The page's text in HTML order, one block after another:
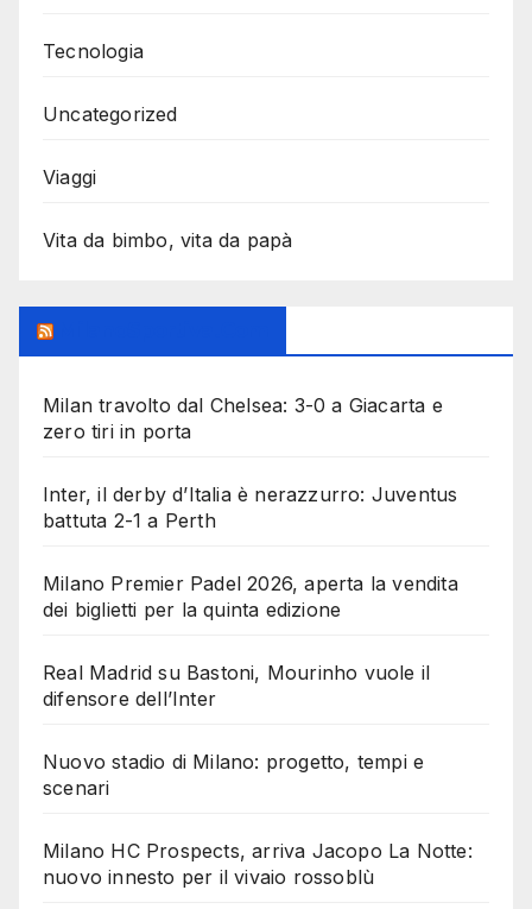
Tecnologia
Uncategorized
Viaggi
Vita da bimbo, vita da papà
Milan travolto dal Chelsea: 3-0 a Giacarta e
zero tiri in porta
Inter, il derby d’Italia è nerazzurro: Juventus
battuta 2-1 a Perth
Milano Premier Padel 2026, aperta la vendita
dei biglietti per la quinta edizione
Real Madrid su Bastoni, Mourinho vuole il
difensore dell’Inter
Nuovo stadio di Milano: progetto, tempi e
scenari
Milano HC Prospects, arriva Jacopo La Notte:
nuovo innesto per il vivaio rossoblù